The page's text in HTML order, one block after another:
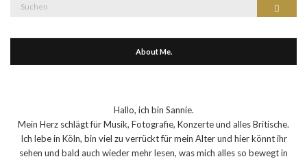
About Me.
Hallo, ich bin Sannie.
Mein Herz schlägt für Musik, Fotografie, Konzerte und alles Britische.
Ich lebe in Köln, bin viel zu verrückt für mein Alter und hier könnt ihr
sehen und bald auch wieder mehr lesen, was mich alles so bewegt in